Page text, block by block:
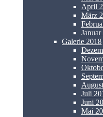
April
März
Galerie 2018
Juli
Juni
Mai